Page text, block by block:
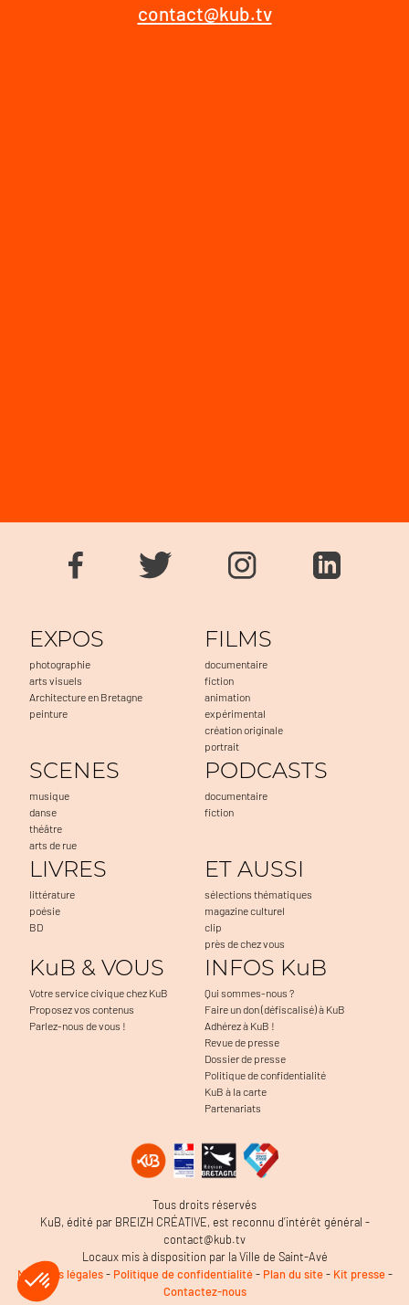
contact@kub.tv
EXPOS
photographie
arts visuels
Architecture en Bretagne
peinture
FILMS
documentaire
fiction
animation
expérimental
création originale
portrait
SCENES
musique
danse
théâtre
arts de rue
PODCASTS
documentaire
fiction
LIVRES
littérature
poésie
BD
ET AUSSI
sélections thématiques
magazine culturel
clip
près de chez vous
KuB & VOUS
Votre service civique chez KuB
Proposez vos contenus
Parlez-nous de vous !
INFOS KuB
Qui sommes-nous ?
Faire un don (défiscalisé) à KuB
Adhérez à KuB !
Revue de presse
Dossier de presse
Politique de confidentialité
KuB à la carte
Partenariats
Tous droits réservés
KuB, édité par BREIZH CRÉATIVE, est reconnu d’intérêt général -
contact@kub.tv
Locaux mis à disposition par la Ville de Saint-Avé
Mentions légales- Politique de confidentialité- Plan du site- Kit presse-
Contactez-nous
les Cookies !
site et à détecter d'éventuels problèmes. C'est OK pour vous ?
Consentements certifiés par
Je choisis